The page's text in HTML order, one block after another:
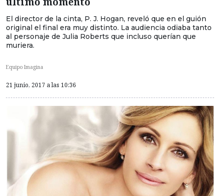
El director de la cinta, P. J. Hogan, reveló que en el guión
original el final era muy distinto. La audiencia odiaba tanto
al personaje de Julia Roberts que incluso querían que
muriera.
Equipo Imagina
21 junio, 2017 a las 10:36